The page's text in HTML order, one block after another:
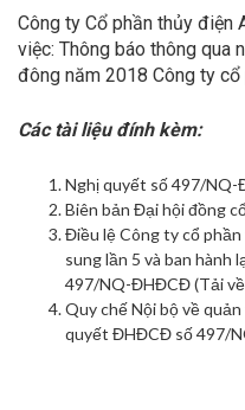
Công ty Cổ phần thủy điện
việc: Thông báo thông qua
đông năm 2018 Công ty
Các tài liệu đính kèm:
Nghị quyết số 497/NQ-
Biên bản Đại hội đồng
Điều lệ Công ty cổ
sung lần 5 và ban
497/NQ-ĐHĐCĐ (Tải về
Quy chế Nội bộ về
quyết ĐHĐCĐ số 497/